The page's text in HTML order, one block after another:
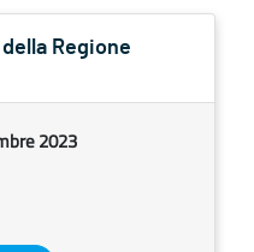
Regione
2023